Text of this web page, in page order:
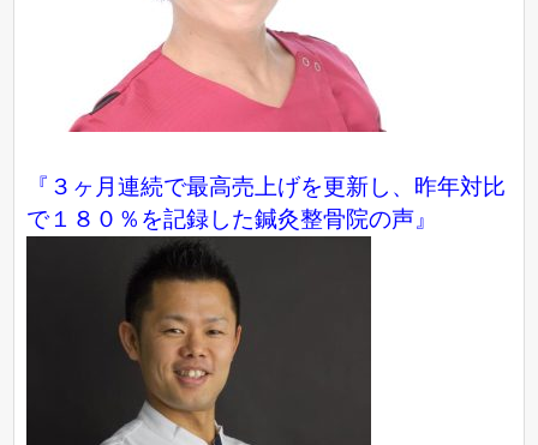
『３ヶ月連続で最高売上げを更新し、昨年対比
で１８０％を記録した鍼灸整骨院の声』